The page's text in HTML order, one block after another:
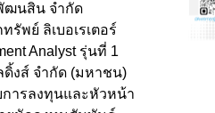
ฒนสิน จำกัด
พย์ ลิเบอเรเตอร์
Analyst รุ่นที่ 1
งส์ จำกัด (มหาชน)
การลงทุนและหัวหน้า